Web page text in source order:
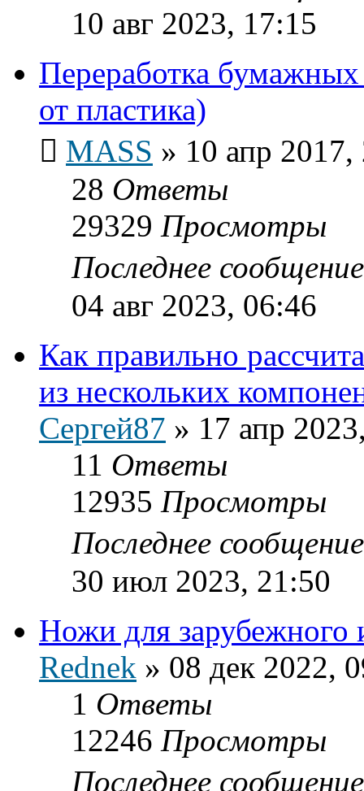
10 авг 2023, 17:15
Переработка бумажных
от пластика)
MASS » 10 апр 2017,
28 Ответы
29329 Просмотры
Последнее
04 авг 2023, 06:46
Как правильно
из нескольких
Сергей87 » 17 апр
11 Ответы
12935 Просмотры
Последнее
30 июл 2023, 21:50
Ножи для зарубежного
Rednek » 08 дек 2022,
1 Ответы
12246 Просмотры
Последнее